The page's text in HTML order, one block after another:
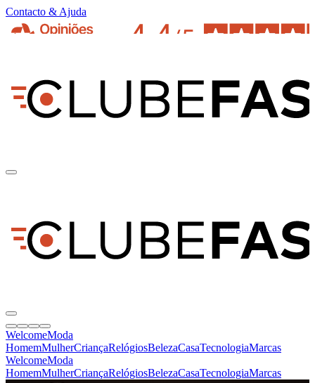
Contacto & Ajuda
WelcomeModa
HomemMulherCriançaRelógiosBelezaCasaTecnologiaMarcas
WelcomeModa
HomemMulherCriançaRelógiosBelezaCasaTecnologiaMarcas